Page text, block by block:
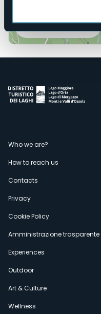
Open the map
Menù
secondario
Who we are?
How to reach us
Contacts
Privacy
Cookie Policy
Amministrazione trasparente
Experiences
Outdoor
Art & Culture
Wellness